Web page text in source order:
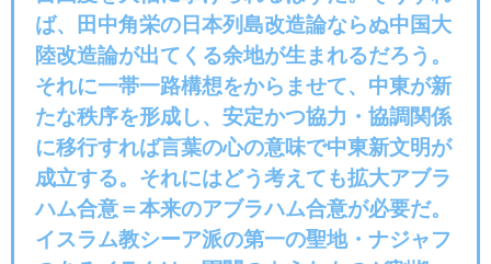
ば、田中角栄の日本列島改造論ならぬ中国大
陸改造論が出てくる余地が生まれるだろう。
それに一帯一路構想をからませて、中東が新
たな秩序を形成し、安定かつ協力・協調関係
に移行すれば言葉の心の意味で中東新文明が
成立する。それにはどう考えても拡大アブラ
ハム合意＝本来のアブラハム合意が必要だ。
イスラム教シーア派の第一の聖地・ナジャフ